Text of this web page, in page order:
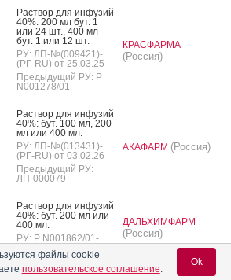
Рас­твор для ин­фу­зий
40%: 200 мл бут. 1
или 24 шт., 400 мл
бут. 1 или 12 шт.
РУ: ЛП-№(009421)-
(РГ-RU) от 25.03.25
Предыдущий РУ: Р
N001278/01
КРАСФАРМА
(Россия)
Рас­твор для ин­фу­зий
40%: бут. 100 мл, 200
мл или 400 мл.
РУ: ЛП-№(013431)-
(РГ-RU) от 03.02.26
Предыдущий РУ:
ЛП-000079
АКАФАРМ (Россия)
Рас­твор для ин­фу­зий
40%: бут. 200 мл или
400 мл.
РУ: Р N001862/01-
2002 от 19.09.08
ДАЛЬХИМФАРМ
(Россия)
файлы cookie
пользовательское соглашение.
Ok